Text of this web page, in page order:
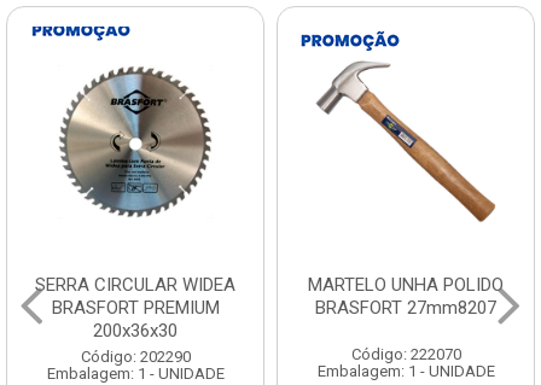
SERRA CIRCULAR WIDEA
BRASFORT PREMIUM
200x36x30
Código: 202290
Embalagem: 1 - UNIDADE
MARTELO UNHA POLIDO
BRASFORT 27mm8207
Código: 222070
Embalagem: 1 - UNIDADE